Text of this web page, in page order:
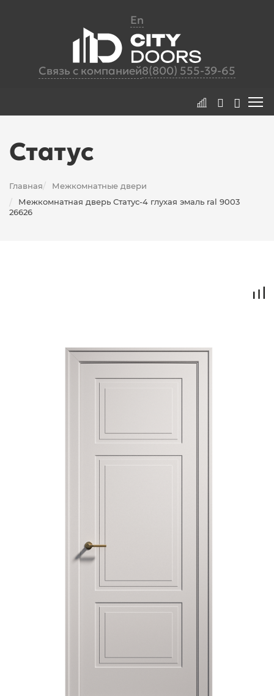
En
Связь с компанией8(800) 555-39-65
Статус
Главная/ Межкомнатные двери
/
Межкомнатная дверь Статус-4 глухая эмаль ral 9003
26626